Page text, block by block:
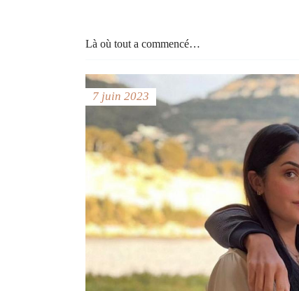
Là où tout a commencé…
7 juin 2023